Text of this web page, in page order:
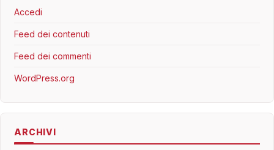
Accedi
Feed dei contenuti
Feed dei commenti
WordPress.org
ARCHIVI